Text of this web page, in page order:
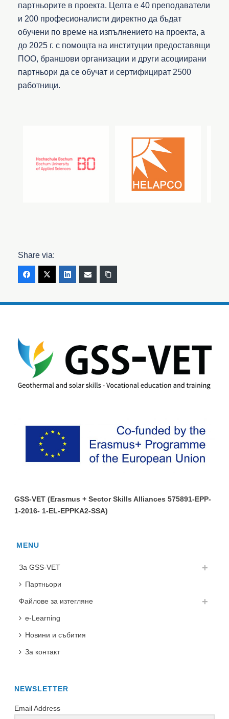
партньорите в проекта. Целта е 40 преподаватели
и 200 професионалисти директно да бъдат
обучени по време на изпълнението на проекта, а
до 2025 г. с помощта на институции предоставящи
ПОО, браншови организации и други асоциирани
партньори да се обучат и сертифицират 2500
работници.
Share via:
GSS-VET (Erasmus + Sector Skills Alliances 575891-EPP-
1-2016- 1-EL-EPPKA2-SSA)
MENU
За GSS-VET
Партньори
Файлове за изтегляне
e-Learning
Новини и събития
За контакт
NEWSLETTER
Email Address